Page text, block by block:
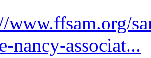
www.ffsam.org/
nancy-associat...